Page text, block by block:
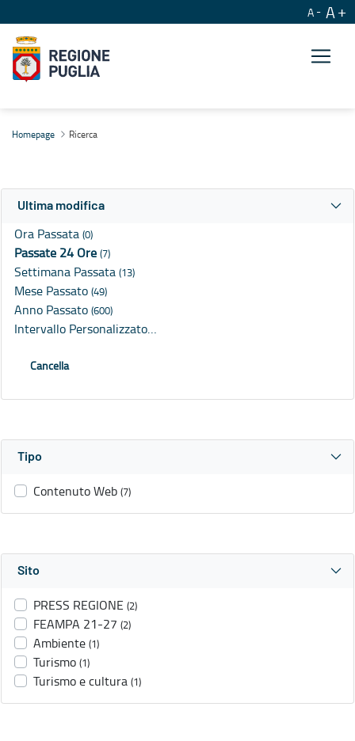
A A
Homepage Ricerca
Ultima modifica
Ora Passata (0)
Passate 24 Ore (7)
Settimana Passata (13)
Mese Passato (49)
Anno Passato (600)
Intervallo Personalizzato…
Cancella
Tipo
Contenuto Web (7)
Sito
PRESS REGIONE (2)
FEAMPA 21-27 (2)
Ambiente (1)
Turismo (1)
Turismo e cultura (1)